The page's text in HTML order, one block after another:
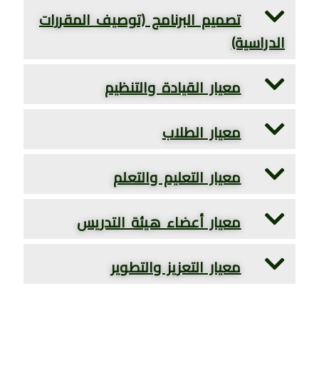
تصميم البرنامج (توصيف المقررات
الدراسية)
معيار القيادة والتنظيم
معيار الطلاب
معيار التعليم والتعلم
معيار أعضاء هيئة التدريس
معيار التعزيز والتطوير